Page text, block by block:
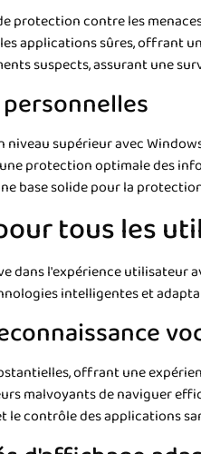
protection contre les
applications sûres, offrant
suspects, assurant une
supérieur avec
protection optimale des
base solide pour la
tous les
dans l'expérience
intelligentes et
offrant une
malvoyants de naviguer
contrôle des applications